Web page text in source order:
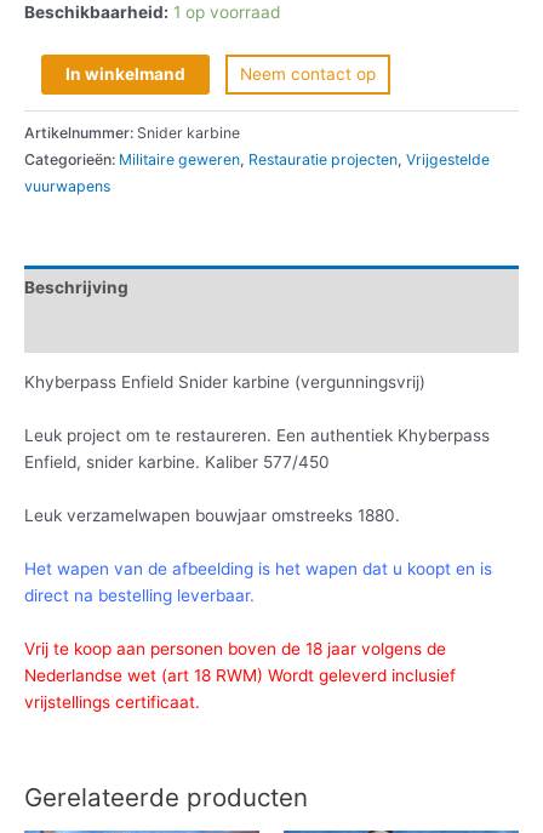
Beschikbaarheid: 1 op voorraad
In winkelmand Neem contact op
Artikelnummer: Snider karbine
Categorieën: Militaire geweren, Restauratie projecten, Vrijgestelde
vuurwapens
Beschrijving
Khyberpass Enfield Snider karbine (vergunningsvrij)
Leuk project om te restaureren. Een authentiek Khyberpass
Enfield, snider karbine. Kaliber 577/450
Leuk verzamelwapen bouwjaar omstreeks 1880.
Het wapen van de afbeelding is het wapen dat u koopt en is
direct na bestelling leverbaar.
Vrij te koop aan personen boven de 18 jaar volgens de
Nederlandse wet (art 18 RWM) Wordt geleverd inclusief
vrijstellings certificaat.
Gerelateerde producten